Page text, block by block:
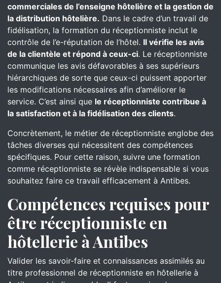
commerciales de l’enseigne hôtelière et la gestion de
la distribution hôtelière. Dans le cadre d’un travail de
fidélisation, la formation du réceptionniste inclut le
contrôle de l’e-réputation de l’hôtel. Il vérifie les avis
de la clientèle et répond à ceux-ci. Le réceptionniste
communique les avis défavorables à ses supérieurs
hiérarchiques de sorte que ceux-ci puissent apporter
les modifications nécessaires afin d’améliorer le
service. C’est ainsi que le réceptionniste contribue à
la satisfaction et à la fidélisation des clients.
Concrètement, le métier de réceptionniste englobe des
tâches diverses qui nécessitent des compétences
spécifiques. Pour cette raison, suivre une formation
comme réceptionniste se révèle indispensable si vous
souhaitez faire ce travail efficacement à Antibes.
Compétences requises pour
être réceptionniste en
hôtellerie à Antibes
Valider les savoir-faire et connaissances assimilés au
titre professionnel de réceptionniste en hôtellerie à